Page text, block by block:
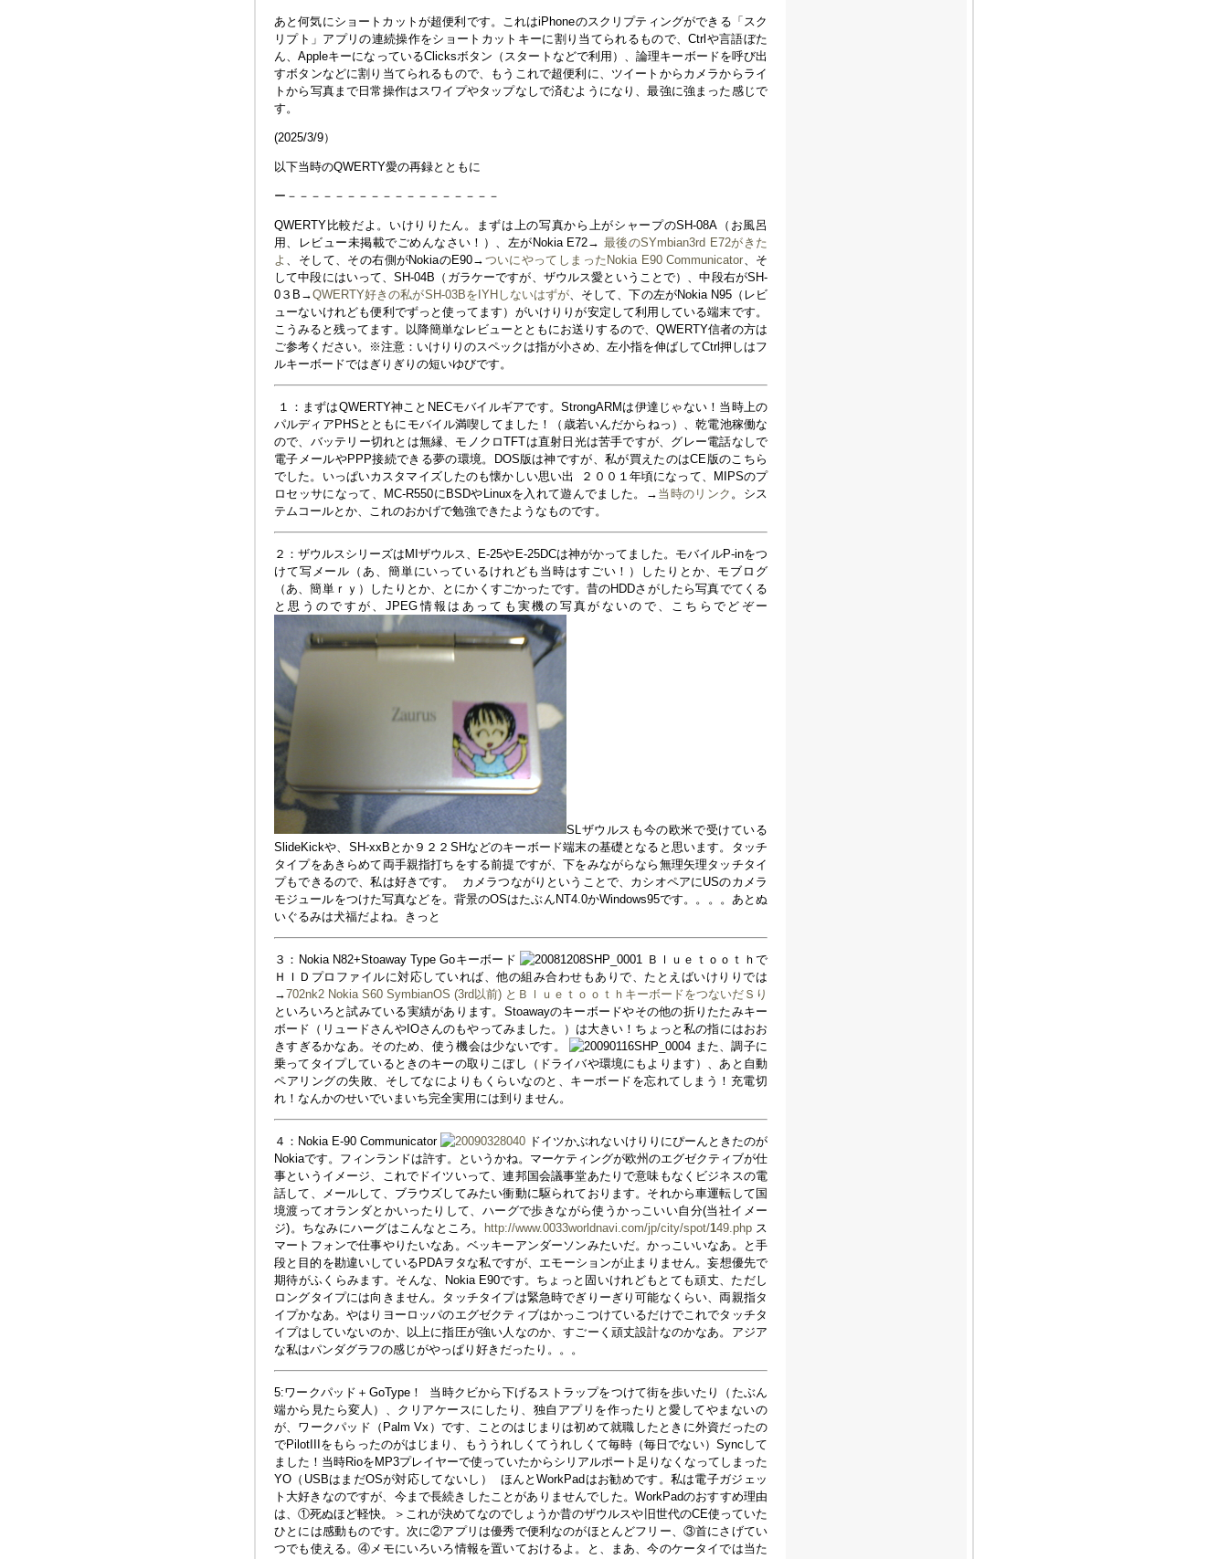
あと何気にショートカットが超便利です。これはiPhoneのスクリプティングができる「スク
リプト」アプリの連続操作をショートカットキーに割り当てられるもので、Ctrlや言語ぼた
ん、AppleキーになっているClicksボタン（スタートなどで利用）、論理キーボードを呼び出
すボタンなどに割り当てられるもので、もうこれで超便利に、ツイートからカメラからライ
トから写真まで日常操作はスワイプやタップなしで済むようになり、最強に強まった感じで
す。
(2025/3/9）
以下当時のQWERTY愛の再録とともに
ー－－－－－－－－－－－－－－－－－－
QWERTY比較だよ。いけりりたん。まずは上の写真から上がシャープのSH-08A（お風呂
用、レビュー未掲載でごめんなさい！）、左がNokia E72→ 最後のSYmbian3rd E72がきた
よ 、そして、その右側がNokiaのE90→ ついにやってしまったNokia E90 Communicator、そ
して中段にはいって、SH-04B（ガラケーですが、ザウルス愛ということで）、中段右がSH-
0３B→QWERTY好きの私がSH-03BをIYHしないはずが、そして、下の左がNokia N95（レビ
ューないけれども便利でずっと使ってます）がいけりりが安定して利用している端末です。
こうみると残ってます。以降簡単なレビューとともにお送りするので、QWERTY信者の方は
ご参考ください。※注意：いけりりのスペックは指が小さめ、左小指を伸ばしてCtrl押しはフ
ルキーボードではぎりぎりの短いゆびです。
１：まずはQWERTY神ことNECモバイルギアです。StrongARMは伊達じゃない！当時上の
パルディアPHSとともにモバイル満喫してました！（歳若いんだからねっ）、乾電池稼働な
ので、バッテリー切れとは無縁、モノクロTFTは直射日光は苦手ですが、グレー電話なしで
電子メールやPPP接続できる夢の環境。DOS版は神ですが、私が買えたのはCE版のこちら
でした。いっぱいカスタマイズしたのも懐かしい思い出
２００１年頃になって、MIPSのプ
ロセッサになって、MC-R550にBSDやLinuxを入れて遊んでました。→ 当時のリンク 。シス
テムコールとか、これのおかげで勉強できたようなものです。
２：ザウルスシリーズはMIザウルス、E-25やE-25DCは神がかってました。モバイルP-inをつ
けて写メール（あ、簡単にいっているけれども当時はすごい！）したりとか、モブログ
（あ、簡単ｒｙ）したりとか、とにかくすごかったです。昔のHDDさがしたら写真でてくる
と思うのですが、JPEG情報はあっても実機の写真がないので、こちらでどぞー
SLザウルスも今の欧米で受けている
SlideKickや、SH-xxBとか９２２SHなどのキーボード端末の基礎となると思います。タッチ
タイプをあきらめて両手親指打ちをする前提ですが、下をみながらなら無理矢理タッチタイ
プもできるので、私は好きです。
カメラつながりということで、カシオペアにUSのカメラ
モジュールをつけた写真などを。背景のOSはたぶんNT4.0かWindows95です。。。。あとぬ
いぐるみは犬福だよね。きっと
３：Nokia N82+Stoaway Type Goキーボード
Ｂｌｕｅｔｏｏｔｈで
ＨＩＤプロファイルに対応していれば、他の組み合わせもありで、たとえばいけりりでは
→702nk2 Nokia S60 SymbianOS (3rd以前) とＢｌｕｅｔｏｏｔｈキーボードをつないだＳり
といろいろと試みている実績があります。Stoawayのキーボードやその他の折りたたみキー
ボード（リュードさんやIOさんのもやってみました。）は大きい！ちょっと私の指にはおお
きすぎるかなあ。そのため、使う機会は少ないです。
また、調子に
乗ってタイプしているときのキーの取りこぼし（ドライバや環境にもよります）、あと自動
ペアリングの失敗、そしてなによりもくらいなのと、キーボードを忘れてしまう！充電切
れ！なんかのせいでいまいち完全実用には到りません。
４：Nokia E-90 Communicator
ドイツかぶれないけりりにぴーんときたのが
Nokiaです。フィンランドは許す。というかね。マーケティングが欧州のエグゼクティブが仕
事というイメージ、これでドイツいって、連邦国会議事堂あたりで意味もなくビジネスの電
話して、メールして、ブラウズしてみたい衝動に駆られております。それから車運転して国
境渡ってオランダとかいったりして、ハーグで歩きながら使うかっこいい自分(当社イメー
ジ)。ちなみにハーグはこんなところ。
http://www.0033worldnavi.com/jp/city/spot/149.phpス
マートフォンで仕事やりたいなあ。ベッキーアンダーソンみたいだ。かっこいいなあ。と手
段と目的を勘違いしているPDAヲタな私ですが、エモーションが止まりません。妄想優先で
期待がふくらみます。そんな、Nokia E90です。ちょっと固いけれどもとても頑丈、ただし
ロングタイプには向きません。タッチタイプは緊急時でぎりーぎり可能なくらい、両親指タ
イプかなあ。やはりヨーロッパのエグゼクティブはかっこつけているだけでこれでタッチタ
イプはしていないのか、以上に指圧が強い人なのか、すごーく頑丈設計なのかなあ。アジア
な私はパンダグラフの感じがやっぱり好きだったり。。。
5:ワークパッド＋GoType！
当時クビから下げるストラップをつけて街を歩いたり（たぶん
端から見たら変人）、クリアケースにしたり、独自アプリを作ったりと愛してやまないの
が、ワークパッド（Palm Vx）です、ことのはじまりは初めて就職したときに外資だったの
でPilotIIIをもらったのがはじまり、もううれしくてうれしくて毎時（毎日でない）Syncして
ました！当時RioをMP3プレイヤーで使っていたからシリアルポート足りなくなってしまった
YO（USBはまだOSが対応してないし）
ほんとWorkPadはお勧めです。私は電子ガジェッ
ト大好きなのですが、今まで長続きしたことがありませんでした。WorkPadのおすすめ理由
は、①死ぬほど軽快。＞これが決めてなのでしょうか昔のザウルスや旧世代のCE使っていた
ひとには感動ものです。次に②アプリは優秀で便利なのがほとんどフリー、③首にさげてい
つでも使える。④メモにいろいろ情報を置いておけるよ。と、まあ、今のケータイでは当た